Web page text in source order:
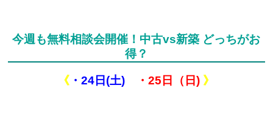
今週も無料相談会開催！中古vs新築 どっちがお
得？
《 ・24日(土) ・25日（日) 》